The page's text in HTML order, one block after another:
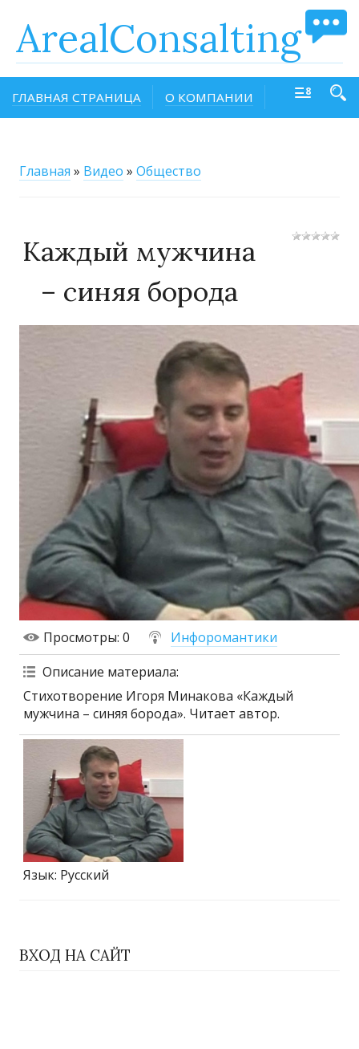
ArealConsalting
ГЛАВНАЯ СТРАНИЦА О КОМПАНИИ
Главная » Видео » Общество
Каждый мужчина
– синяя борода
Просмотры: 0
Инфоромантики
Описание материала:
Стихотворение Игоря Минакова «Каждый
мужчина – синяя борода». Читает автор.
Язык: Русский
ВХОД НА САЙТ